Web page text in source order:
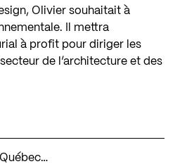
Olivier souhaitait à
Il mettra
à profit pour diriger les
de l’architecture et des